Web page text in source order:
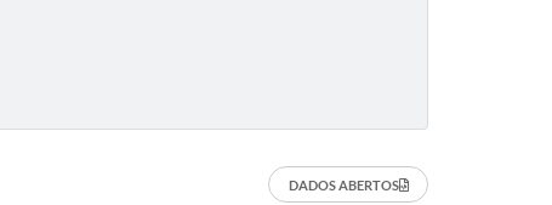
DADOS ABERTOS